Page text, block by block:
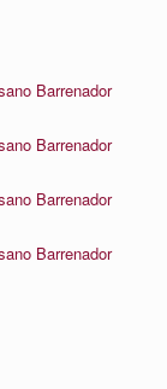
Barrenador
Barrenador
Barrenador
Barrenador